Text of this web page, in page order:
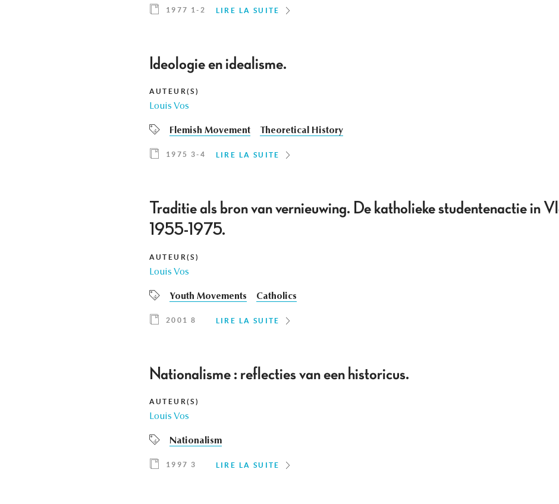
1977 1-2 LIRE LA SUITE
Ideologie en idealisme.
AUTEUR(S)
Louis Vos
Flemish Movement Theoretical History
1975 3-4 LIRE LA SUITE
Traditie als bron van vernieuwing. De katholieke studentenactie in
1955-1975.
AUTEUR(S)
Louis Vos
Youth Movements Catholics
2001 8 LIRE LA SUITE
Nationalisme : reflecties van een historicus.
AUTEUR(S)
Louis Vos
Nationalism
1997 3 LIRE LA SUITE